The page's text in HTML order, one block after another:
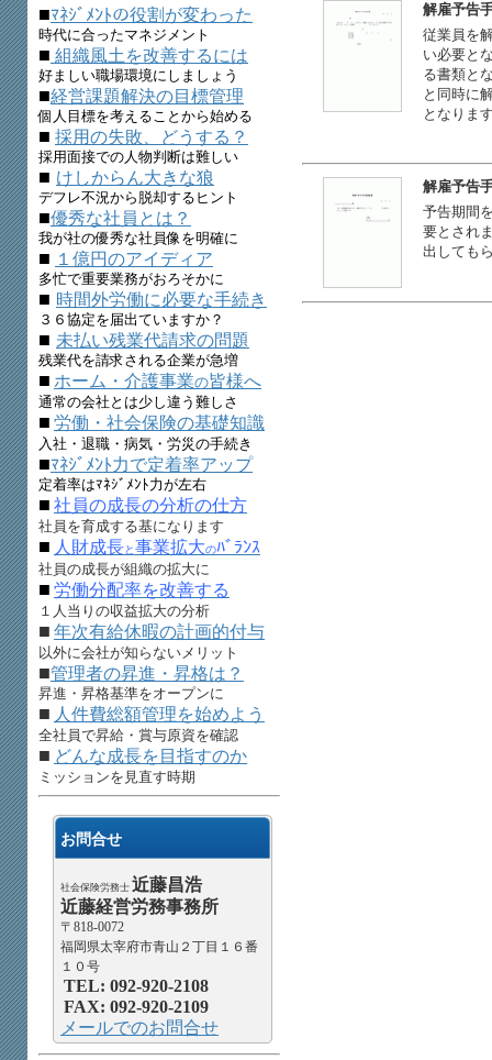
解雇予告
従業員を
い必要と
る書類と
と同時に
となりま
解雇予告
予告期間
要とされ
出しても
■ﾏﾈｼﾞﾒﾝﾄの役割が変わった
時代に合ったマネジメント
■ 組織風土を改善するには
好ましい職場環境にしましょう
■経営課題解決の目標管理
個人目標を考えることから始める
■ 採用の失敗、どうする？
採用面接での人物判断は難しい
■ けしからん大きな狼
デフレ不況から脱却するヒント
■優秀な社員とは？
我が社の優秀な社員像を明確に
■ １億円のアイディア
多忙で重要業務がおろそかに
■ 時間外労働に必要な手続き
３６協定を届出ていますか？
■ 未払い残業代請求の問題
残業代を請求される企業が急増
■ ホーム・介護事業の皆様へ
通常の会社とは少し違う難しさ
■ 労働・社会保険の基礎知識
入社・退職・病気・労災の手続き
■ﾏﾈｼﾞﾒﾝﾄ力で定着率アップ
定着率はﾏﾈｼﾞﾒﾝﾄ力が左右
■ 社員の成長の分析の仕方
社員を育成する基になります
■ 人財成長と事業拡大のﾊﾞﾗﾝｽ
社員の成長が組織の拡大に
■ 労働分配率を改善する
１人当りの収益拡大の分析
■ 年次有給休暇の計画的付与
以外に会社が知らないメリット
■管理者の昇進・昇格は？
昇進・昇格基準をオープンに
■ 人件費総額管理を始めよう
全社員で昇給・賞与原資を確認
■ どんな成長を目指すのか
ミッションを見直す時期
お問合せ
社会保険労務士 近藤昌浩
近藤経営労務事務所
〒818-0072
福岡県太宰府市青山２丁目１６番
１０号
TEL: 092-920-2108
FAX: 092-920-2109
メールでのお問合せ